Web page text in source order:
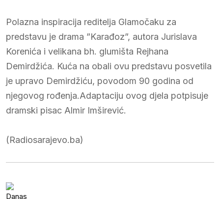
Polazna inspiracija reditelja Glamočaku za
predstavu je drama ”Karađoz”, autora Jurislava
Korenića i velikana bh. glumišta Rejhana
Demirdžića. Kuća na obali ovu predstavu posvetila
je upravo Demirdžiću, povodom 90 godina od
njegovog rođenja.Adaptaciju ovog djela potpisuje
dramski pisac Almir Imširević.
(Radiosarajevo.ba)